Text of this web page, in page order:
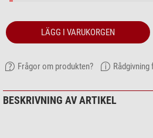
LÄGG I VARUKORGEN
Frågor om produkten?
BESKRIVNING AV ARTIKEL